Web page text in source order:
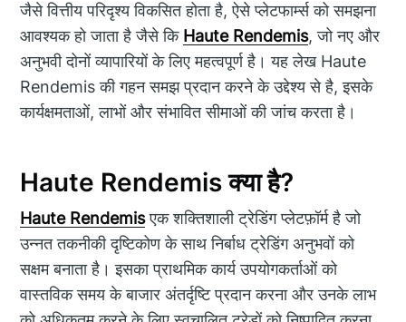
जैसे वित्तीय परिदृश्य विकसित होता है, ऐसे प्लेटफार्म्स को समझना
आवश्यक हो जाता है जैसे कि Haute Rendemis, जो नए और
अनुभवी दोनों व्यापारियों के लिए महत्वपूर्ण है। यह लेख Haute
Rendemis की गहन समझ प्रदान करने के उद्देश्य से है, इसके
कार्यक्षमताओं, लाभों और संभावित सीमाओं की जांच करता है।
Haute Rendemis क्या है?
Haute Rendemisएक शक्तिशाली ट्रेडिंग प्लेटफ़ॉर्म है जो
उन्नत तकनीकी दृष्टिकोण के साथ निर्बाध ट्रेडिंग अनुभवों को
सक्षम बनाता है। इसका प्राथमिक कार्य उपयोगकर्ताओं को
वास्तविक समय के बाजार अंतर्दृष्टि प्रदान करना और उनके लाभ